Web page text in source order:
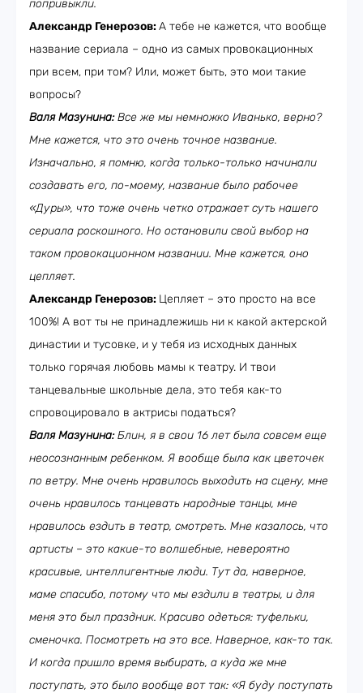
попривыкли.
Александр Генерозов:А тебе не кажется, что вообще
название сериала – одно из самых провокационных
при всем, при том? Или, может быть, это мои такие
вопросы?
Валя Мазунина:Все же мы немножко Иванько, верно?
Мне кажется, что это очень точное название.
Изначально, я помню, когда только-только начинали
создавать его, по-моему, название было рабочее
«Дуры», что тоже очень четко отражает суть нашего
сериала роскошного. Но остановили свой выбор на
таком провокационном названии. Мне кажется, оно
цепляет.
Александр Генерозов: Цепляет – это просто на все
100%! А вот ты не принадлежишь ни к какой актерской
династии и тусовке, и у тебя из исходных данных
только горячая любовь мамы к театру. И твои
танцевальные школьные дела, это тебя как-то
спровоцировало в актрисы податься?
Валя Мазунина:Блин, я в свои 16 лет была совсем еще
неосознанным ребенком. Я вообще была как цветочек
по ветру. Мне очень нравилось выходить на сцену, мне
очень нравилось танцевать народные танцы, мне
нравилось ездить в театр, смотреть. Мне казалось, что
артисты – это какие-то волшебные, невероятно
красивые, интеллигентные люди. Тут да, наверное,
маме спасибо, потому что мы ездили в театры, и для
меня это был праздник. Красиво одеться: туфельки,
сменочка. Посмотреть на это все. Наверное, как-то так.
И когда пришло время выбирать, а куда же мне
поступать, это было вообще вот так: «Я буду поступать